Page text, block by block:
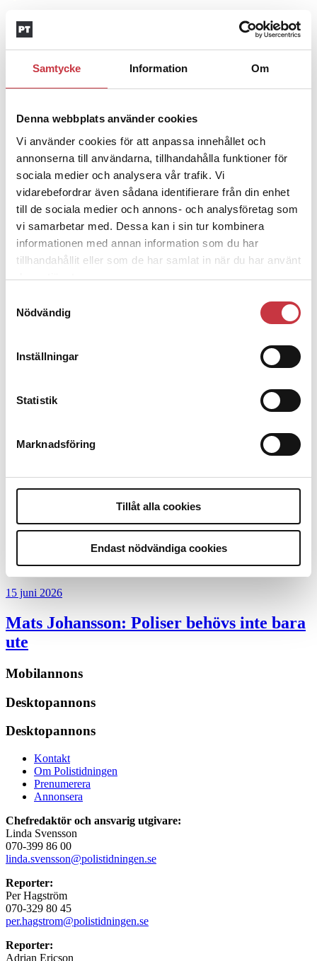
Samtycke Information Om
Denna webbplats använder cookies
Vi använder cookies för att anpassa innehållet och
annonserna till användarna, tillhandahålla funktioner för
sociala medier och analysera vår trafik. Vi
vidarebefordrar även sådana identifierare från din enhet
till de sociala medier och annons- och analysföretag som
vi samarbetar med. Dessa kan i sin tur kombinera
informationen med annan information som du har
tillhandahållit eller som de har samlat in när du har använt
deras tjänster.
Nödvändig
Inställningar
Statistik
Marknadsföring
Tillåt alla cookies
Endast nödvändiga cookies
Insändare:
polisaspiranter underkänns på
godtyckliga grunder
1 juni 2026
Jens Mårtensson:Snart 20 år i tjänst – nu
ska han lära sig grunderna
4 juni 2026
Polisregionen erkänner fel: ”Kommer att
rättas till”
Mobilannons
Desktopannnons
Debatt
Slutreplik:
kunskapsstyrning – inte om forskarnas
motiv
bakbinder polisen
Med för höga krav på evidens
kan polisen inte göra något alls
15 juni 2026
Mats Johansson: Poliser behövs inte bara
ute
Mobilannons
Desktopannons
Desktopannons
Kontakt
Om Polistidningen
Prenumerera
Annonsera
Chefredaktör och ansvarig utgivare:
Linda Svensson
070-399 86 00
linda.svensson@polistidningen.se
Reporter:
Per Hagström
070-329 80 45
per.hagstrom@polistidningen.se
Reporter:
Adrian Ericson